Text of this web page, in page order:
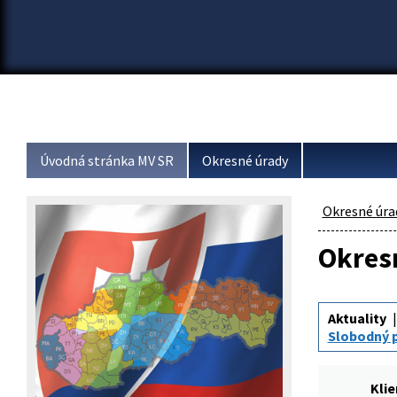
Úvodná stránka MV SR Okresné úrady
Okresné
Aktuality
Slobodný